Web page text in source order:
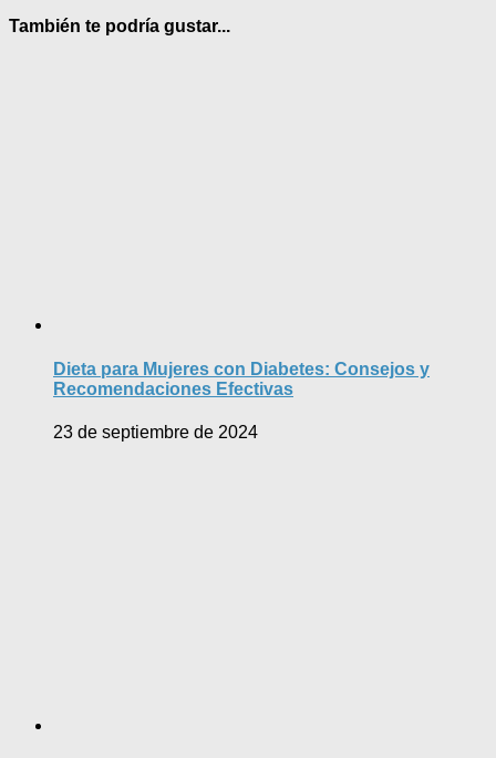
También te podría gustar...
Dieta para Mujeres con Diabetes: Consejos y
Recomendaciones Efectivas
23 de septiembre de 2024